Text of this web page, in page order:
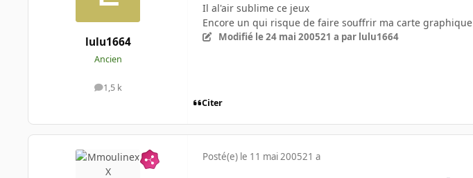
lulu1664
Ancien
1,5 k
messages
Il al'air sublime ce jeux
Encore un qui risque de faire souffrir ma carte graphique
Modifié le 24 mai 200521 a par lulu1664
Citer
Posté(e) le 11 mai 200521 a